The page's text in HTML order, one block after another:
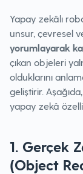
Yapay zekâlı
unsur, çevresel
yorumlayarak
çıkan objeleri
olduklarını
geliştirir.
yapay zekâ
1. Gerçek
(Object